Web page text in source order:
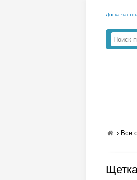
Доска
› Все